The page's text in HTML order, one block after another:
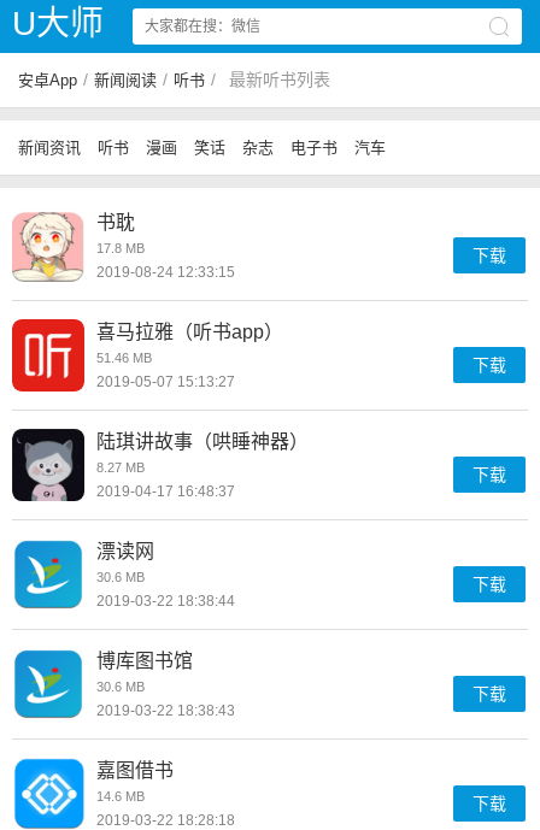
U大师
安卓App / 新闻阅读 / 听书 / 最新听书列表
新闻资讯 听书 漫画 笑话 杂志 电子书 汽车
书耽
17.8 MB
2019-08-24 12:33:15
下载
喜马拉雅（听书app）
51.46 MB
2019-05-07 15:13:27
下载
陆琪讲故事（哄睡神器）
8.27 MB
2019-04-17 16:48:37
下载
漂读网
30.6 MB
2019-03-22 18:38:44
下载
博库图书馆
30.6 MB
2019-03-22 18:38:43
下载
嘉图借书
14.6 MB
2019-03-22 18:28:18
下载